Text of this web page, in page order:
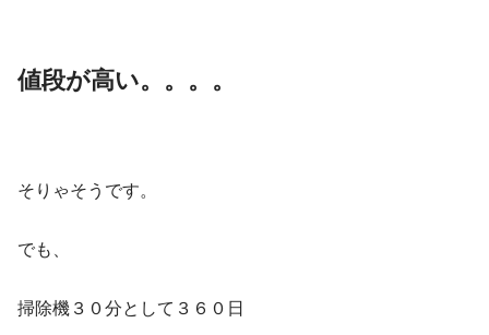
値段が高い。。。。
そりゃそうです。
でも、
掃除機３０分として３６０日